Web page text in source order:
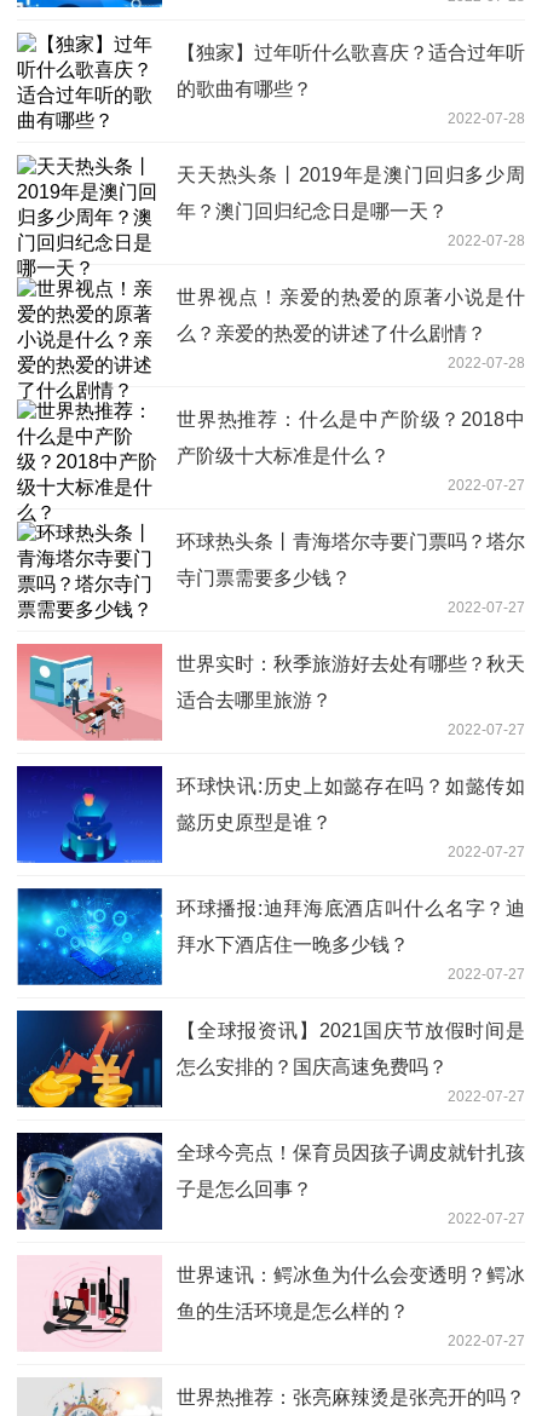
【独家】过年听什么歌喜庆？适合过年听
的歌曲有哪些？
2022-07-28
天天热头条丨2019年是澳门回归多少周
年？澳门回归纪念日是哪一天？
2022-07-28
世界视点！亲爱的热爱的原著小说是什
么？亲爱的热爱的讲述了什么剧情？
2022-07-28
世界热推荐：什么是中产阶级？2018中
产阶级十大标准是什么？
2022-07-27
环球热头条丨青海塔尔寺要门票吗？塔尔
寺门票需要多少钱？
2022-07-27
世界实时：秋季旅游好去处有哪些？秋天
适合去哪里旅游？
2022-07-27
环球快讯:历史上如懿存在吗？如懿传如
懿历史原型是谁？
2022-07-27
环球播报:迪拜海底酒店叫什么名字？迪
拜水下酒店住一晚多少钱？
2022-07-27
【全球报资讯】2021国庆节放假时间是
怎么安排的？国庆高速免费吗？
2022-07-27
全球今亮点！保育员因孩子调皮就针扎孩
子是怎么回事？
2022-07-27
世界速讯：鳄冰鱼为什么会变透明？鳄冰
鱼的生活环境是怎么样的？
2022-07-27
世界热推荐：张亮麻辣烫是张亮开的吗？